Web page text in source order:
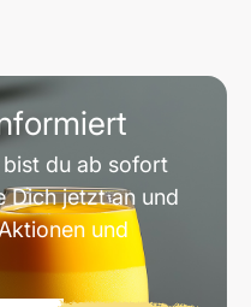
du ab sofort
Dich jetzt an und
und